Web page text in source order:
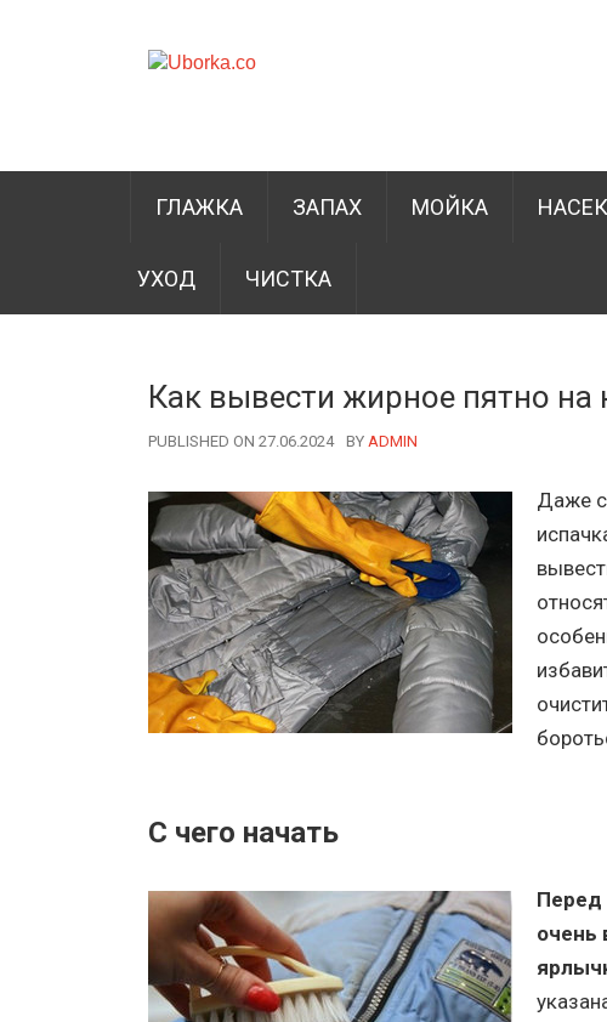
ГЛАЖКА ЗАПАХ МОЙКА
УХОД ЧИСТКА
Как вывести жирное пятно на
PUBLISHED ON 27.06.2024 BY AUTHOR
ADMIN
Даже
С чего начать
Перед
очень